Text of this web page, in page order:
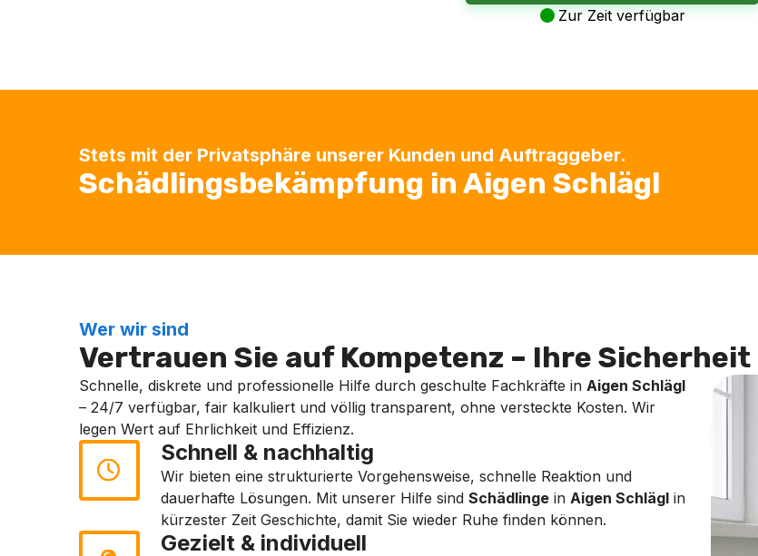
Zur Zeit verfügbar
Stets mit der Privatsphäre unserer Kunden und Auftraggeber.
Schädlingsbekämpfung in Aigen Schlägl
Wer wir sind
Vertrauen Sie auf Kompetenz – Ihre
Schnelle, diskrete und professionelle Hilfe durch geschulte Fachkräfte in Aigen Schlägl
– 24/7 verfügbar, fair kalkuliert und völlig transparent, ohne versteckte Kosten. Wir
legen Wert auf Ehrlichkeit und Effizienz.
Schnell & nachhaltig
Wir bieten eine strukturierte Vorgehensweise, schnelle Reaktion und
dauerhafte Lösungen. Mit unserer Hilfe sind Schädlinge in Aigen Schlägl in
kürzester Zeit Geschichte, damit Sie wieder Ruhe finden können.
Gezielt & individuell